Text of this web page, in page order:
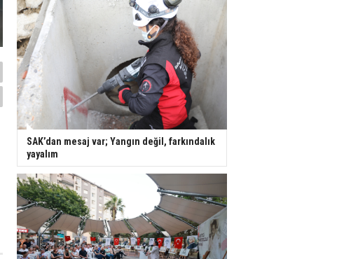
SAK’dan mesaj var; Yangın değil, farkındalık
yayalım